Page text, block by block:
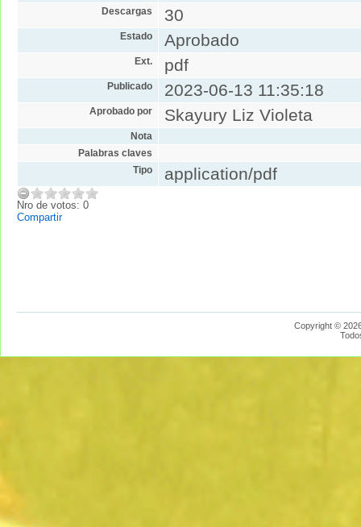
Descargas 30
Estado Aprobado
Ext. pdf
Publicado 2023-06-13 11:35:18
Aprobado por Skayury Liz Violeta
Nota
Palabras claves
Tipo
application/pdf
Nro de votos: 0
Compartir
Copyright ©